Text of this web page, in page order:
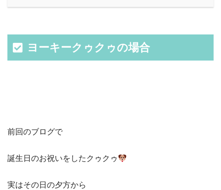
ヨーキークゥクゥの場合
前回のブログで
誕生日のお祝いをしたクゥクゥ
実はその日の夕方から